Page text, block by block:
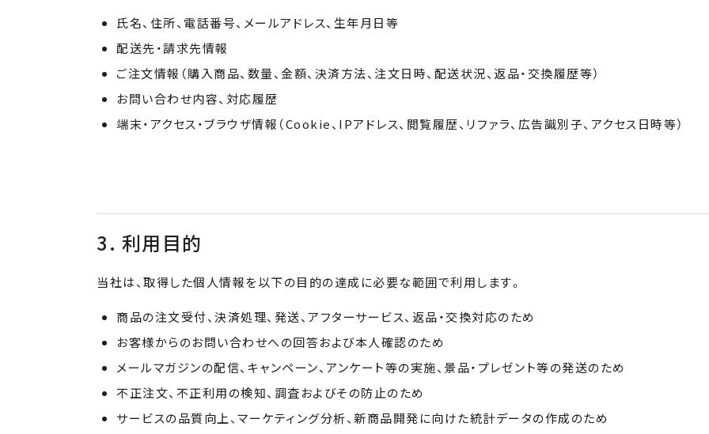
氏名、住所、電話番号、メールアドレス、生年月日等
配送先・請求先情報
ご注文情報（購入商品、数量、金額、決済方法、注文日時、配送状況、返品・交換履歴等）
お問い合わせ内容、対応履歴
端末・アクセス・ブラウザ情報（Cookie、IPアドレス、閲覧履歴、リファラ、広告識別子、アクセス日時等）
3. 利用目的
当社は、取得した個人情報を以下の目的の達成に必要な範囲で利用します。
商品の注文受付、決済処理、発送、アフターサービス、返品・交換対応のため
お客様からのお問い合わせへの回答および本人確認のため
メールマガジンの配信、キャンペーン、アンケート等の実施、景品・プレゼント等の発送のため
不正注文、不正利用の検知、調査およびその防止のため
サービスの品質向上、マーケティング分析、新商品開発に向けた統計データの作成のため